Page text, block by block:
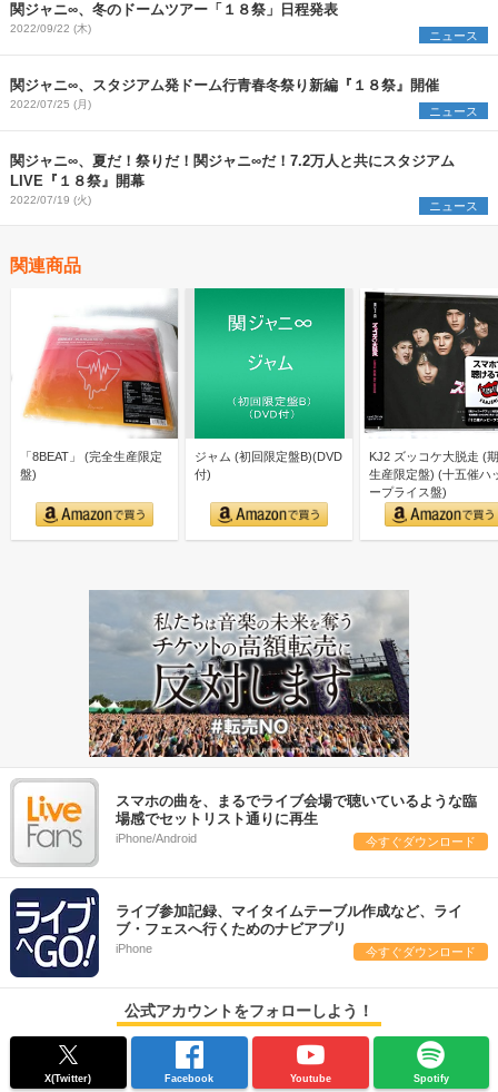
関ジャニ∞、冬のドームツアー「１８祭」日程発表
2022/09/22 (木) ニュース
関ジャニ∞、スタジアム発ドーム行青春冬祭り新編『１８祭』開催
2022/07/25 (月) ニュース
関ジャニ∞、夏だ！祭りだ！関ジャニ∞だ！7.2万人と共にスタジアム
LIVE『１８祭』開幕
2022/07/19 (火) ニュース
関連商品
「8BEAT」 (完全生産限定
盤)
ジャム (初回限定盤B)(DVD
付)
KJ2 ズッコケ大脱走 (
生産限定盤) (十五催ハ
ープライス盤)
スマホの曲を、まるでライブ会場で聴いているような臨
場感でセットリスト通りに再生
iPhone/Android 今すぐダウンロード
ライブ参加記録、マイタイムテーブル作成など、ライ
ブ・フェスへ行くためのナビアプリ
iPhone 今すぐダウンロード
公式アカウントをフォローしよう！
X(Twitter) Facebook Youtube Spotify